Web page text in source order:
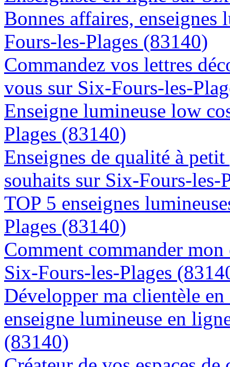
Bonnes affaires,
Fours-les-Plages (83140)
Commandez vos lettres
vous sur Six-Fours-les-
Enseigne lumineuse low
Plages (83140)
Enseignes de qualité à
souhaits sur Six-Fours-les-
TOP 5 enseignes
Plages (83140)
Comment commander
Six-Fours-les-Plages
Développer ma clientèle
enseigne lumineuse en
(83140)